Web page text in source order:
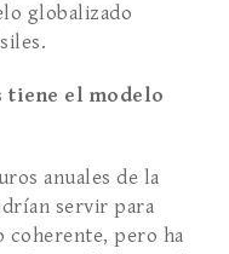
globalizado
tiene el modelo
anuales de la
servir para
pero ha